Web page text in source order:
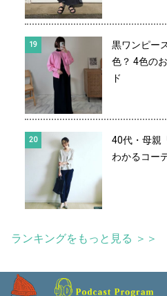
黒ワンピー
色？ 4色の
ド
40代・母親
わかるコー
ランキングをもっと見る ＞＞